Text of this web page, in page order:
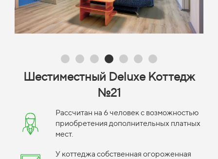
Шестиместный Deluxe Коттедж
№21
Рассчитан на 6 человек с возможностью
приобретения дополнительных платных
мест.
У коттеджа собственная огороженная